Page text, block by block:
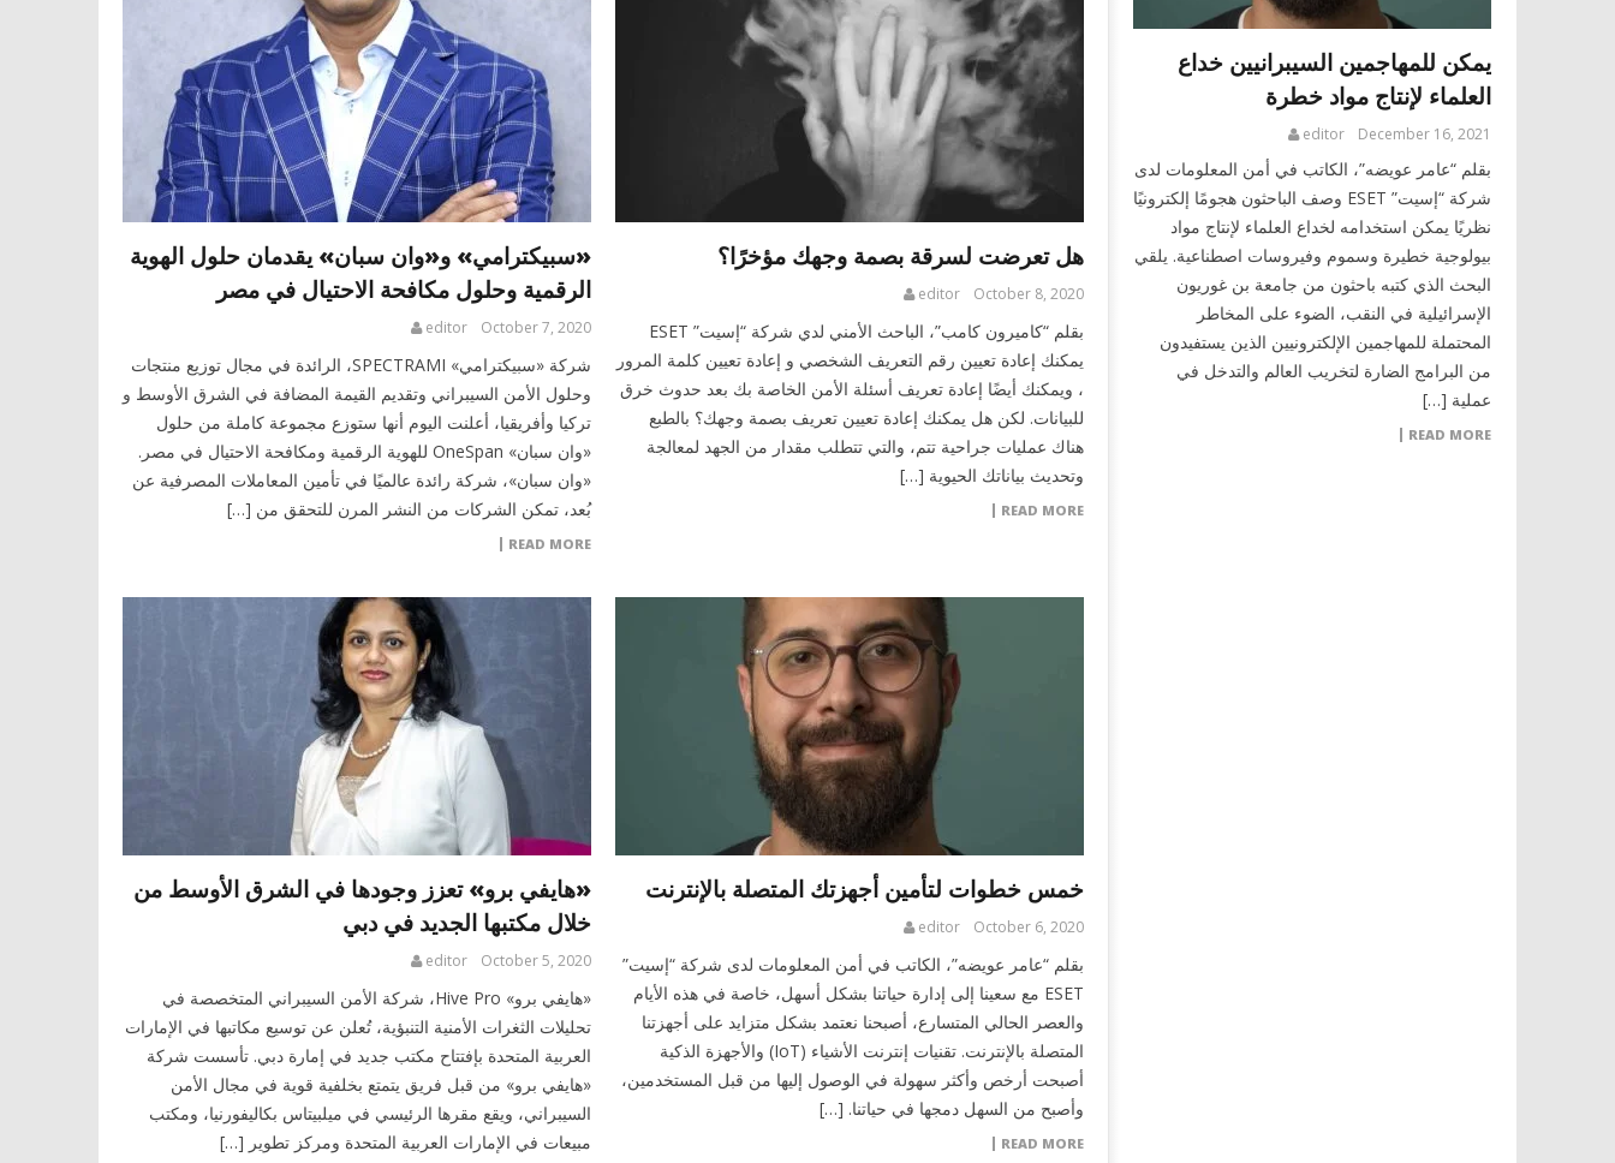
هل تعرضت لسرقة بصمة وجهك مؤخرًا؟
October 8, 2020
editor
بقلم “كاميرون كامب”، الباحث الأمني لدي شركة “إسيت” ESET
يمكنك إعادة تعيين رقم التعريف الشخصي و إعادة تعيين كلمة المرور
، ويمكنك أيضًا إعادة تعريف أسئلة الأمن الخاصة بك بعد حدوث خرق
للبيانات. لكن هل يمكنك إعادة تعيين تعريف بصمة وجهك؟ بالطبع
هناك عمليات جراحية تتم، والتي تتطلب مقدار من الجهد لمعالجة
وتحديث بياناتك الحيوية […]
READ MORE
«سبيكترامي» و«وان سبان» يقدمان حلول الهوية
الرقمية وحلول مكافحة الاحتيال في مصر
October 7, 2020
editor
شركة «سبيكترامي» SPECTRAMI، الرائدة في مجال توزيع منتجات
وحلول الأمن السيبراني وتقديم القيمة المضافة في الشرق الأوسط و
تركيا وأفريقيا، أعلنت اليوم أنها ستوزع مجموعة كاملة من حلول
«وان سبان» OneSpan للهوية الرقمية ومكافحة الاحتيال في مصر.
«وان سبان»، شركة رائدة عالميًا في تأمين المعاملات المصرفية عن
بُعد، تمكن الشركات من النشر المرن للتحقق من […]
READ MORE
خمس خطوات لتأمين أجهزتك المتصلة بالإنترنت
October 6, 2020
editor
بقلم “عامر عويضه”، الكاتب في أمن المعلومات لدى شركة “إسيت”
ESET مع سعينا إلى إدارة حياتنا بشكل أسهل، خاصة في هذه الأيام
والعصر الحالي المتسارع، أصبحنا نعتمد بشكل متزايد على أجهزتنا
المتصلة بالإنترنت. تقنيات إنترنت الأشياء (IoT) والأجهزة الذكية
أصبحت أرخص وأكثر سهولة في الوصول إليها من قبل المستخدمين،
وأصبح من السهل دمجها في حياتنا. […]
READ MORE
«هايفي برو» تعزز وجودها في الشرق الأوسط من
خلال مكتبها الجديد في دبي
October 5, 2020
editor
«هايفي برو» Hive Pro، شركة الأمن السيبراني المتخصصة في
تحليلات الثغرات الأمنية التنبؤية، تُعلن عن توسيع مكاتبها في الإمارات
العربية المتحدة بإفتتاح مكتب جديد في إمارة دبي. تأسست شركة
«هايفي برو» من قبل فريق يتمتع بخلفية قوية في مجال الأمن
السيبراني، ويقع مقرها الرئيسي في ميلبيتاس بكاليفورنيا، ومكتب
مبيعات في الإمارات العربية المتحدة ومركز تطوير […]
يمكن للمهاجمين السيبرانيين خداع
العلماء لإنتاج مواد خطرة
December 16, 2021
editor
بقلم “عامر عويضه”، الكاتب في أمن المعلومات لدى
شركة “إسيت” ESET وصف الباحثون هجومًا إلكترونيًا
نظريًا يمكن استخدامه لخداع العلماء لإنتاج مواد
بيولوجية خطيرة وسموم وفيروسات اصطناعية. يلقي
البحث الذي كتبه باحثون من جامعة بن غوريون
الإسرائيلية في النقب، الضوء على المخاطر
المحتملة للمهاجمين الإلكترونيين الذين يستفيدون
من البرامج الضارة لتخريب العالم والتدخل في
عملية […]
READ MORE